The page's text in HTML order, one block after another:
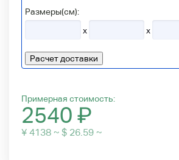
Размеры(см):
x
x
Расчет доставки
Примерная стоимость:
2540 ₽
¥ 4138 ~ $ 26.59 ~